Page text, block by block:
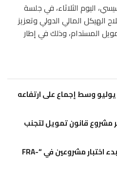
اليوم الثلاثاء، في جلسة
المالي الدولي وتعزيز
المستدام، وذلك في إطار
وسط إجماع على ارتفاعه
قانون تمويل لتجنب
“الرقابة المالية” توافق على بدء اختبار مشروعين في “FRA-